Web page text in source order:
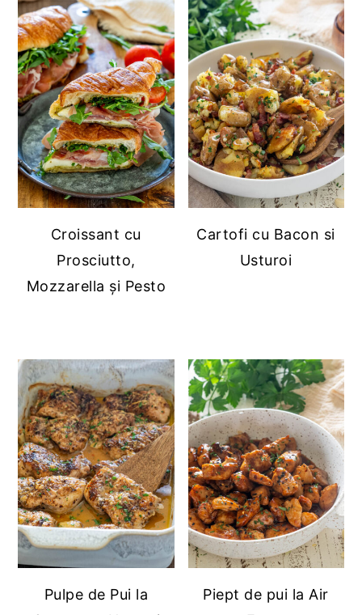
Croissant cu
Prosciutto,
Mozzarella și Pesto
Cartofi cu Bacon si
Usturoi
Pulpe de Pui la
Piept de pui la Air